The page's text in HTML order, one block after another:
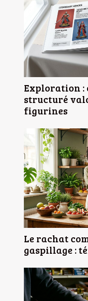
Exploration :
structuré
figurines
Le rachat
gaspillage :